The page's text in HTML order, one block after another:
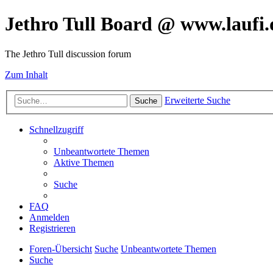
Jethro Tull Board @
The Jethro Tull discussion forum
Zum Inhalt
Suche Erweiterte Suche
Schnellzugriff
Unbeantwortete Themen
Aktive Themen
Suche
FAQ
Anmelden
Registrieren
Foren-Übersicht Suche Unbeantwortete Themen
Suche